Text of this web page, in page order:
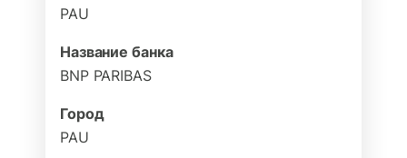
PAU
Название банка
BNP PARIBAS
Город
PAU